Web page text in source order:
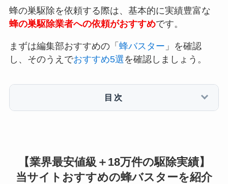
蜂の巣駆除を依頼する際は、基本的に実績豊富な
蜂の巣駆除業者への依頼がおすすめです。
まずは編集部おすすめの「 蜂バスター 」を確認
し、そのうえでおすすめ5選 を確認しましょう。
目次
【業界最安値級＋18万件の駆除実績】
当サイトおすすめの蜂バスターを紹介